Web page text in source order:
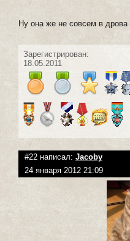
Ну она же не совсем в
Зарегистрирован:
18.05.2011
#22 написал: Jacoby
24 января 2012 21:09